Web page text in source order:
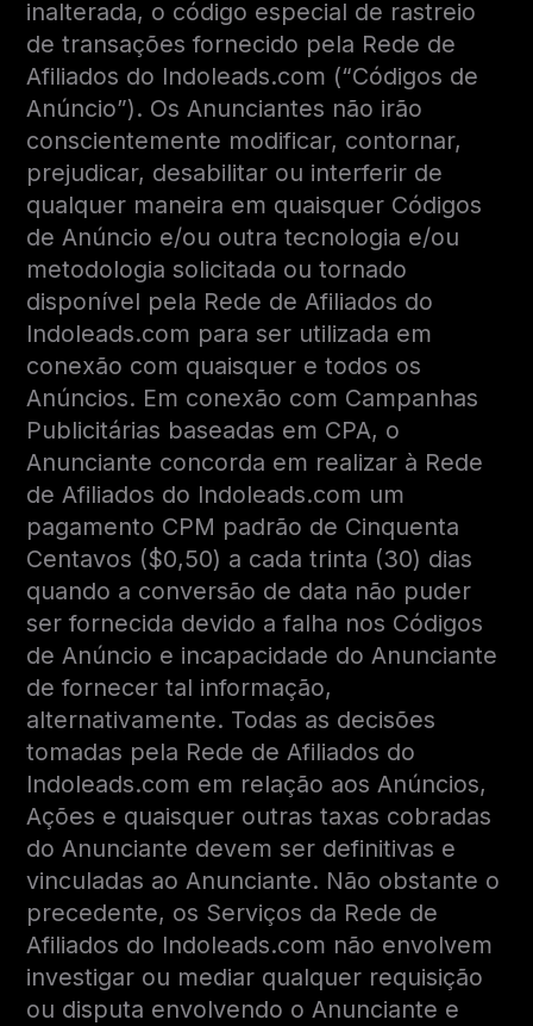
inalterada, o código especial de rastreio
de transações fornecido pela Rede de
Afiliados do Indoleads.com (“Códigos de
Anúncio”). Os Anunciantes não irão
conscientemente modificar, contornar,
prejudicar, desabilitar ou interferir de
qualquer maneira em quaisquer Códigos
de Anúncio e/ou outra tecnologia e/ou
metodologia solicitada ou tornado
disponível pela Rede de Afiliados do
Indoleads.com para ser utilizada em
conexão com quaisquer e todos os
Anúncios. Em conexão com Campanhas
Publicitárias baseadas em CPA, o
Anunciante concorda em realizar à Rede
de Afiliados do Indoleads.com um
pagamento CPM padrão de Cinquenta
Centavos ($0,50) a cada trinta (30) dias
quando a conversão de data não puder
ser fornecida devido a falha nos Códigos
de Anúncio e incapacidade do Anunciante
de fornecer tal informação,
alternativamente. Todas as decisões
tomadas pela Rede de Afiliados do
Indoleads.com em relação aos Anúncios,
Ações e quaisquer outras taxas cobradas
do Anunciante devem ser definitivas e
vinculadas ao Anunciante. Não obstante o
precedente, os Serviços da Rede de
Afiliados do Indoleads.com não envolvem
investigar ou mediar qualquer requisição
ou disputa envolvendo o Anunciante e